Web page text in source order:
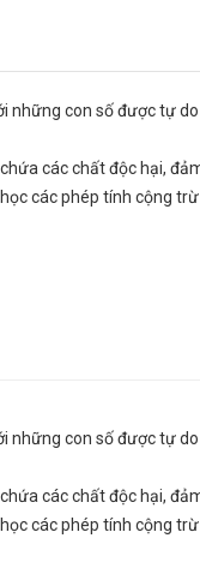
những con số được tự
các chất độc hại,
các phép tính cộng
những con số được tự
các chất độc hại,
các phép tính cộng